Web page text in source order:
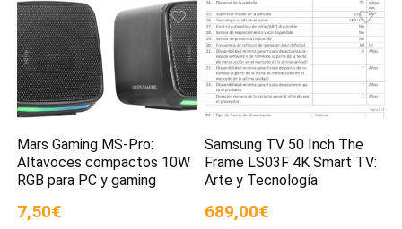
Mars Gaming MS-Pro:
Altavoces compactos 10W
RGB para PC y gaming
7,50€
Samsung TV 50 Inch The
Frame LS03F 4K Smart TV:
Arte y Tecnología
689,00€